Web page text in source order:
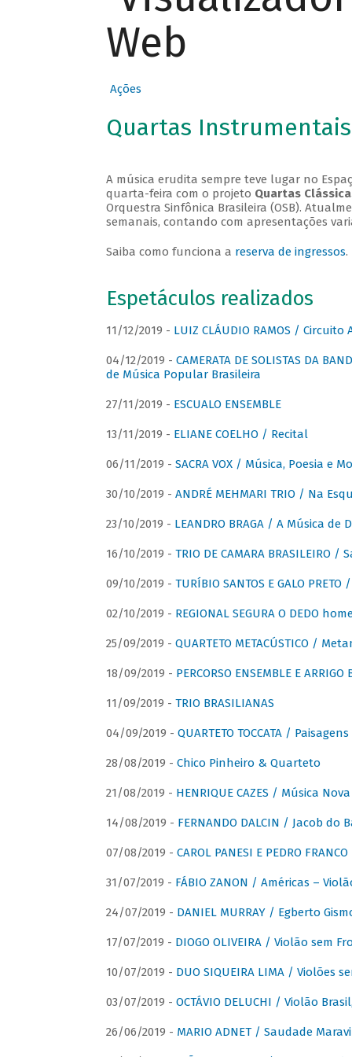
Web
Ações
Quartas
A música erudita sempre teve lugar no
quarta-feira com o projeto Quartas
Orquestra Sinfônica Brasileira (OSB).
semanais, contando com apresentações
Saiba como funciona a reserva de ingressos.
Espetáculos realizados
11/12/2019 - LUIZ CLÁUDIO RAMOS / Circuito
04/12/2019 - CAMERATA DE SOLISTAS DA
de Música Popular Brasileira
27/11/2019 - ESCUALO ENSEMBLE
13/11/2019 - ELIANE COELHO / Recital
06/11/2019 - SACRA VOX / Música, Poesia e
30/10/2019 - ANDRÉ MEHMARI TRIO / Na
23/10/2019 - LEANDRO BRAGA / A Música de
16/10/2019 - TRIO DE CAMARA BRASILEIRO
09/10/2019 - TURÍBIO SANTOS E GALO
02/10/2019 - REGIONAL SEGURA O DEDO
25/09/2019 - QUARTETO METACÚSTICO /
18/09/2019 - PERCORSO ENSEMBLE E
11/09/2019 - TRIO BRASILIANAS
04/09/2019 - QUARTETO TOCCATA /
28/08/2019 - Chico Pinheiro & Quarteto
21/08/2019 - HENRIQUE CAZES / Música
14/08/2019 - FERNANDO DALCIN / Jacob
07/08/2019 - CAROL PANESI E PEDRO
31/07/2019 - FÁBIO ZANON / Américas –
24/07/2019 - DANIEL MURRAY / Egberto
17/07/2019 - DIOGO OLIVEIRA / Violão sem
10/07/2019 - DUO SIQUEIRA LIMA / Violões
03/07/2019 - OCTÁVIO DELUCHI / Violão
26/06/2019 - MARIO ADNET / Saudade